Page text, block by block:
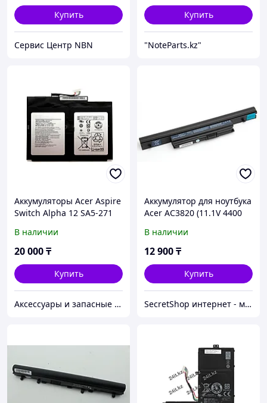
Купить
Сервис Центр NBN
Купить
"NoteParts.kz"
Аккумуляторы Acer Aspire
Switch Alpha 12 SA5-271
батарея, аккумулятор,
ORIGINAL
В наличии
20 000₸
Купить
Аксессуары и запасные части для НОУТБУКОВ
Аккумулятор для ноутбука
Acer AC3820 (11.1V 4400
В наличии
12 900₸
Купить
SecretShop интернет - магазин Все для ноутбуков и фотоаппаратов и смартфонов